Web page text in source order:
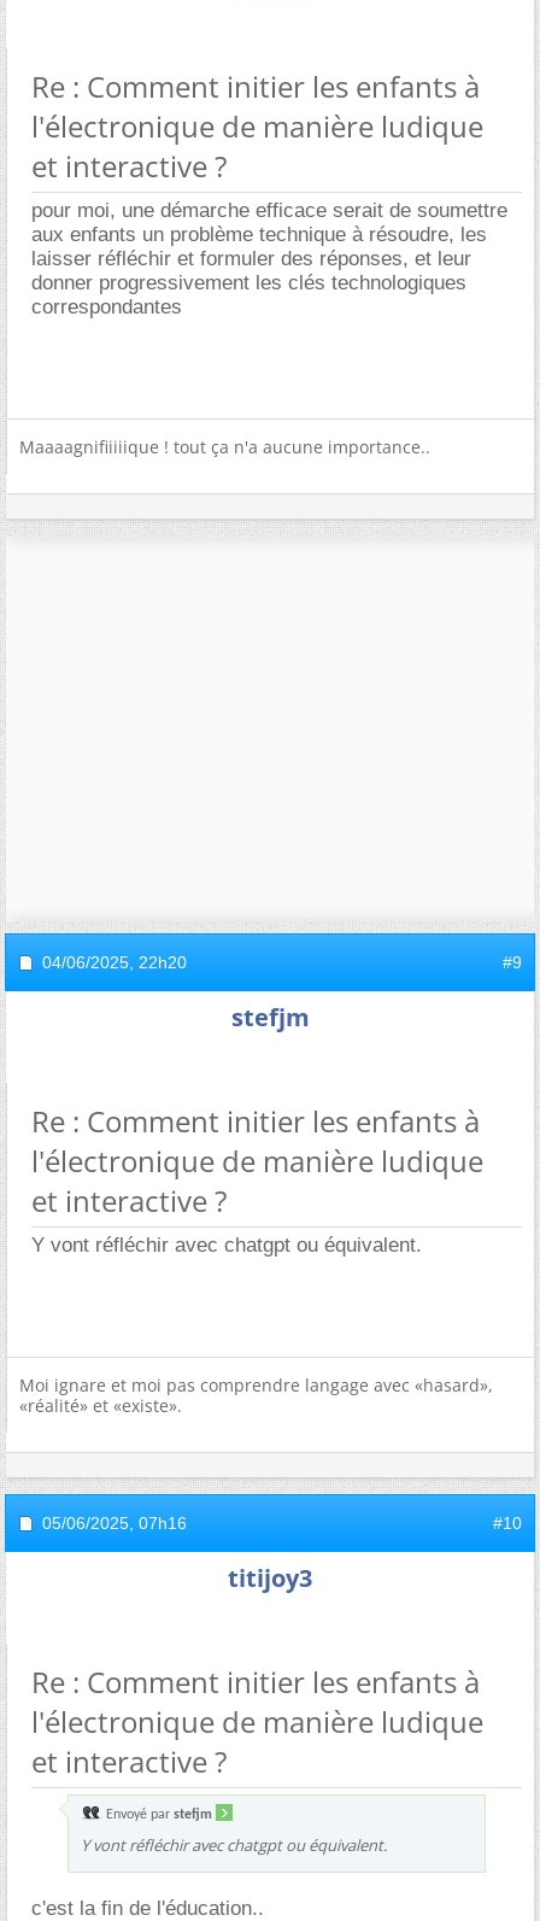
Re : Comment initier les enfants à
l'électronique de manière ludique
et interactive ?
pour moi, une démarche efficace serait de soumettre
aux enfants un problème technique à résoudre, les
laisser réfléchir et formuler des réponses, et leur
donner progressivement les clés technologiques
correspondantes
Maaaagnifiiiiique ! tout ça n'a aucune importance..
04/06/2025, 22h20 #9
stefjm
Re : Comment initier les enfants à
l'électronique de manière ludique
et interactive ?
Y vont réfléchir avec chatgpt ou équivalent.
Moi ignare et moi pas comprendre langage avec «hasard»,
«réalité» et «existe».
05/06/2025, 07h16 #10
titijoy3
Re : Comment initier les enfants à
l'électronique de manière ludique
et interactive ?
Envoyé par stefjm
Y vont réfléchir avec chatgpt ou équivalent.
c'est la fin de l'éducation..